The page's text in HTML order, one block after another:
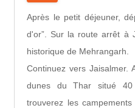
Après le petit déjeuner,
d'or”. Sur la route arrêt à
historique de Mehrangarh.
Continuez vers Jaisalmer.
dunes du Thar situé
trouverez les